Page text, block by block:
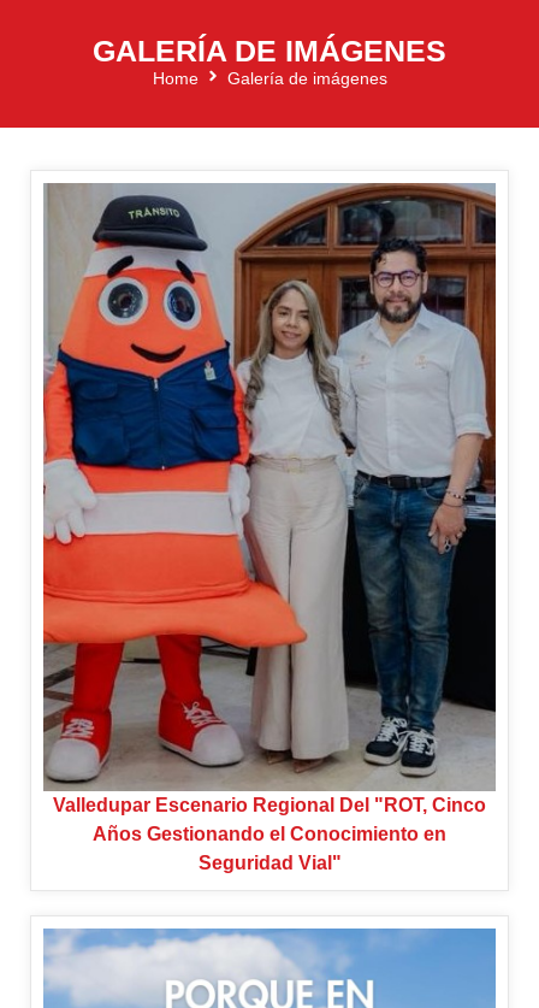
GALERÍA DE IMÁGENES
Home Galería de imágenes
Valledupar Escenario Regional Del "ROT, Cinco
Años Gestionando el Conocimiento en
Seguridad Vial"